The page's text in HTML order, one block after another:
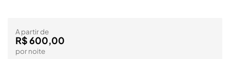
A partir de
R$ 600,00
por noite